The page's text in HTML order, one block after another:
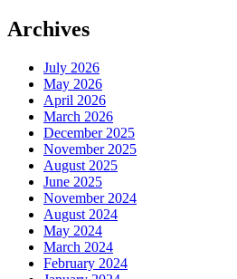
Archives
July 2026
May 2026
April 2026
March 2026
December 2025
November 2025
August 2025
June 2025
November 2024
August 2024
May 2024
March 2024
February 2024